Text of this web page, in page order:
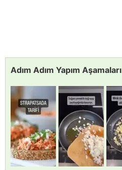
Adım Adım Yapım Aşamaları